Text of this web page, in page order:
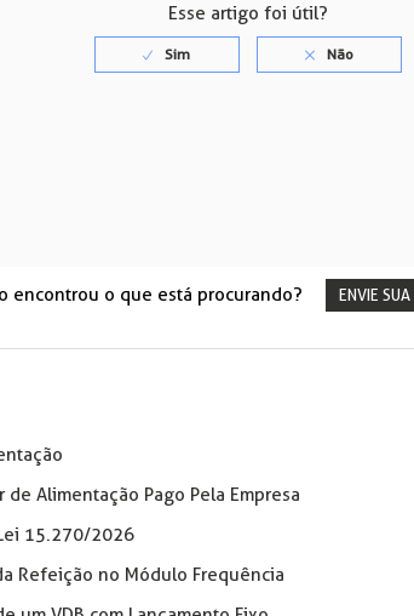
Esse artigo foi útil?
encontrou o que está procurando? ENVIE
de Alimentação Pago Pela Empresa
15.270/2026
Refeição no Módulo Frequência